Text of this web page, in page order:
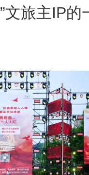
文旅主IP的